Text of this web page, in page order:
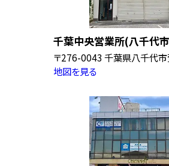
千葉中央営業所(八千代
〒276-0043 千葉県八千代
地図を見る